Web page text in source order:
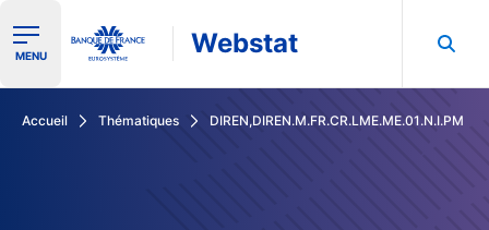
Ouvrir le menu de navigation
MENU Webstat
Accueil Thématiques DIREN,DIREN.M.FR.CR.LME.ME.01.N.I.PM